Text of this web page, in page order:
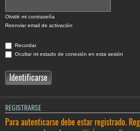
Olvidé mi contraseña
Reenviar email de activación
Recordar
Ocultar mi estado de conexión en esta sesión
REGISTRARSE
Para autenticarse debe estar registrado.